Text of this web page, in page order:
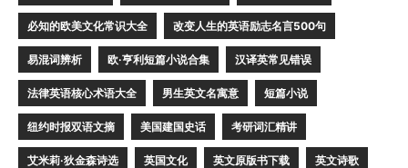
必知的欧美文化常识大全 改变人生的英语励志名言500句
易混词辨析 欧·亨利短篇小说合集 汉译英常见错误
法律英语核心术语大全 男生英文名寓意 短篇小说
纽约时报双语文摘 美国建国史话 考研词汇精讲
艾米莉·狄金森诗选 英国文化 英文原版书下载 英文诗歌